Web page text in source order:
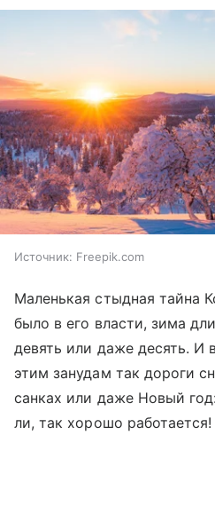
Источник: Freepik.com
Маленькая стыдная тайна
было в его власти, зима
девять или даже десять. И
этим занудам так дороги
санках или даже Новый
ли, так хорошо работается!